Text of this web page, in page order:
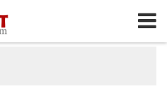
শ্রাবণ ১৪৩৩